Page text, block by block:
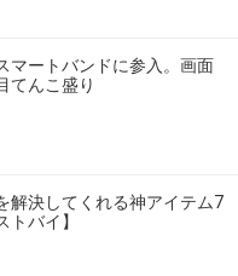
マートバンドに参入。画面
てんこ盛り
解決してくれる神アイテム7
バイ】